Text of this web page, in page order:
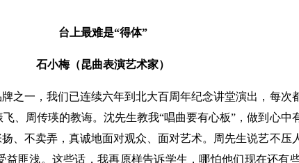
台上最难是“得体”
石小梅（昆曲表演艺术家）
一，我们已连续六年到北大百周年纪念讲堂演出，每次
、周传瑛的教诲。沈先生教我“唱曲要有心板”，做到心中
、不卖弄，真诚地面对观众、面对艺术。周先生说艺不压
匪浅。这些话，我再原样告诉学生，哪怕他们现在还有